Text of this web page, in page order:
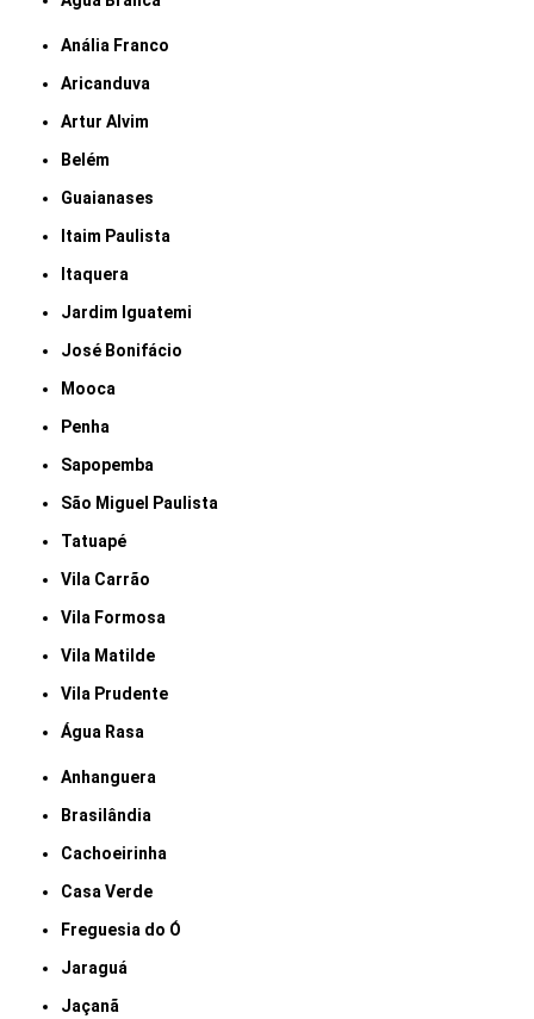
Anália Franco
Aricanduva
Artur Alvim
Belém
Guaianases
Itaim Paulista
Itaquera
Jardim Iguatemi
José Bonifácio
Mooca
Penha
Sapopemba
São Miguel Paulista
Tatuapé
Vila Carrão
Vila Formosa
Vila Matilde
Vila Prudente
Água Rasa
Anhanguera
Brasilândia
Cachoeirinha
Casa Verde
Freguesia do Ó
Jaraguá
Jaçanã